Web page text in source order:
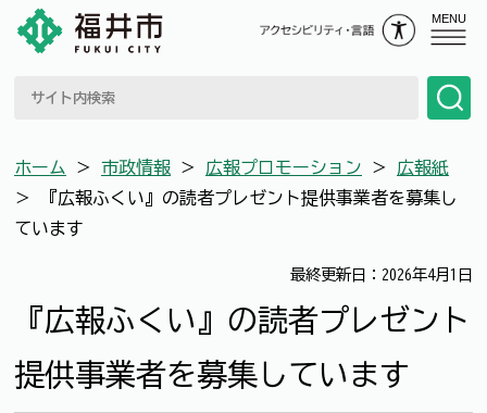
MENU
ホーム ＞ 市政情報 ＞ 広報プロモーション ＞ 広報紙
＞
『広報ふくい』の読者プレゼント提供事業者を募集し
ています
最終更新日：2026年4月1日
『広報ふくい』の読者プレゼント
提供事業者を募集しています